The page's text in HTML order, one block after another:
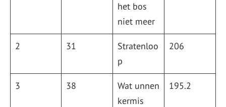
het bos
niet meer
2 31
Stratenloo
p
206
3 38
Wat unnen
kermis
195.2